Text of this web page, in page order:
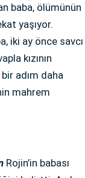
baba, ölümünün
yaşıyor.
iki ay önce savcı
kızının
adım daha
mahrem
Rojin’in babası